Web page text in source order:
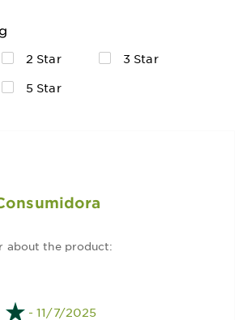
2 Star
3 Star
5 Star
about the product:
- 11/7/2025